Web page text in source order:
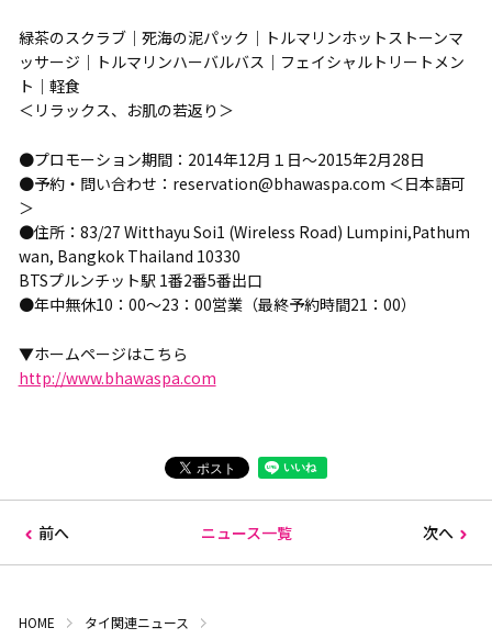
緑茶のスクラブ｜死海の泥パック｜トルマリンホットストーンマ
ッサージ｜トルマリンハーバルバス｜フェイシャルトリートメン
ト｜軽食
＜リラックス、お肌の若返り＞
●プロモーション期間：2014年12月１日～2015年2月28日
●予約・問い合わせ：reservation@bhawaspa.com ＜日本語可
＞
●住所：83/27 Witthayu Soi1 (Wireless Road) Lumpini,Pathum
wan, Bangkok Thailand 10330
BTSプルンチット駅 1番2番5番出口
●年中無休10：00～23：00営業（最終予約時間21：00）
▼ホームページはこちら
http://www.bhawaspa.com
前へ ニュース一覧 次へ
HOME
タイ関連ニュース